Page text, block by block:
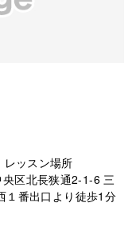
ッスン場所
区北長狭通2-1-6 三
１番出口より徒歩1分